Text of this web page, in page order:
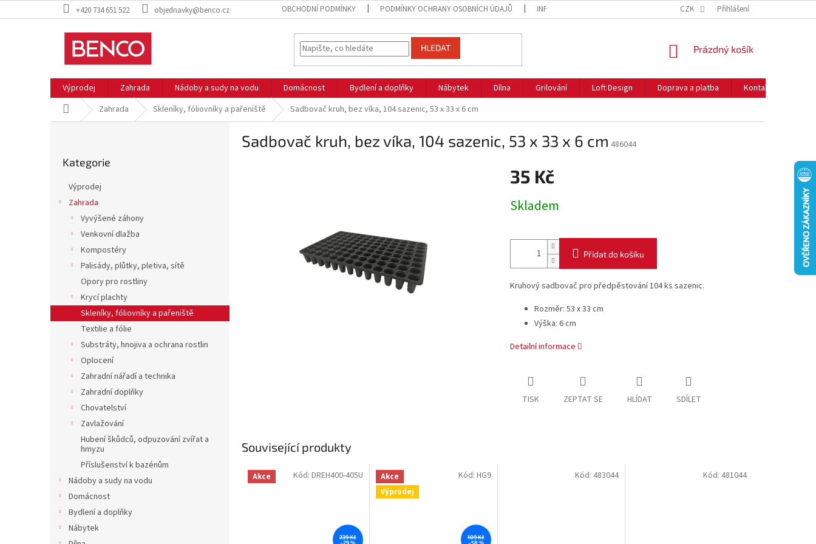
na
+420 734 651 522 objednavky@benco.cz OBCHODNÍ PODMÍNKY PODMÍNKY OCHRANY OSOBNÍCH ÚDAJŮ INFORMACE O COOKIES NEJČASTĚJŠÍ OTÁZKY
CZK Přihlášení
HLEDAT
NÁKUPNÍ
Prázdný košík
Výprodej Zahrada Nádoby a sudy na vodu Domácnost Bydlení a doplňky Nábytek Dílna Grilování Loft Design Doprava a platba Kontakty
Domů Zahrada Skleníky, fóliovníky a pařeniště Sadbovač kruh, bez víka, 104 sazenic, 53 x 33 x 6 cm
l
kategorie
Kategorie
Výprodej
Zahrada
Vyvýšené záhony
Venkovní dlažba
Kompostéry
Palisády, plůtky, pletiva, sítě
Opory pro rostliny
Krycí plachty
Skleníky, fóliovníky a pařeniště
Textilie a fólie
Substráty, hnojiva a ochrana rostlin
Oplocení
Zahradní nářadí a technika
Zahradní doplňky
Chovatelství
Zavlažování
Hubení škůdců, odpuzování zvířat a
hmyzu
Příslušenství k bazénům
Nádoby a sudy na vodu
Domácnost
Bydlení a doplňky
Nábytek
Sadbovač kruh, bez víka, 104 sazenic, 53 x 33 x 6 cm 486044
35 Kč
cena:
Skladem
Přidat do košíku
Kruhový sadbovač pro předpěstování 104 ks sazenic.
Rozměr: 53 x 33 cm
Výška: 6 cm
Detailní informace
TISK ZEPTAT SE HLÍDAT SDÍLET
Související produkty
Akce
239 Kč
–29 %
Kód: DREH400-405U
Akce
Výprodej
109 Kč
–58 %
Kód: HG9 Kód: 483044 Kód: 481044